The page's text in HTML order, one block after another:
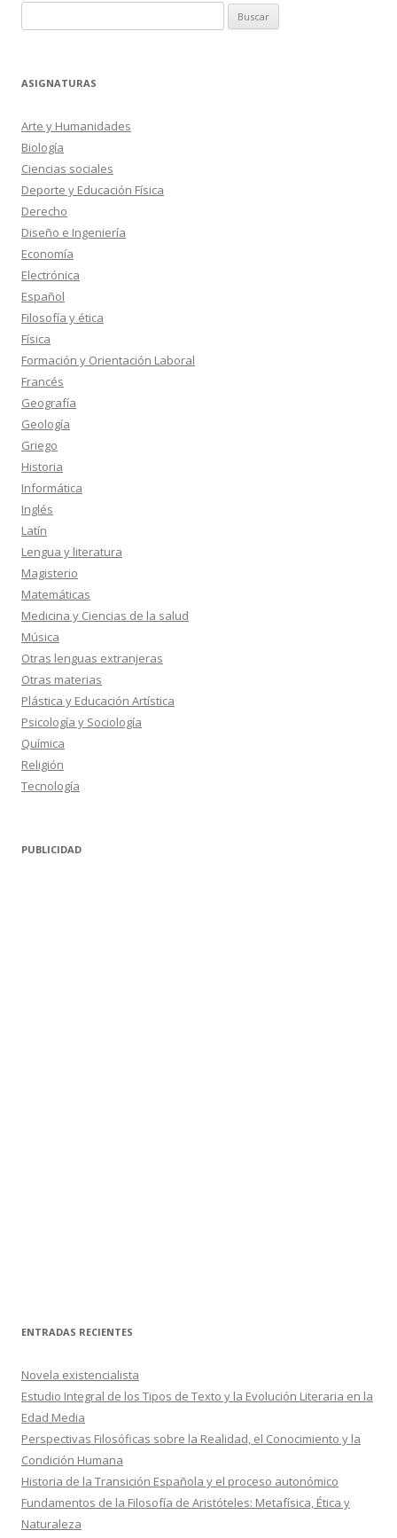
ASIGNATURAS
Arte y Humanidades
Biología
Ciencias sociales
Deporte y Educación Física
Derecho
Diseño e Ingeniería
Economía
Electrónica
Español
Filosofía y ética
Física
Formación y Orientación Laboral
Francés
Geografía
Geología
Griego
Historia
Informática
Inglés
Latín
Lengua y literatura
Magisterio
Matemáticas
Medicina y Ciencias de la salud
Música
Otras lenguas extranjeras
Otras materias
Plástica y Educación Artística
Psicología y Sociología
Química
Religión
Tecnología
PUBLICIDAD
ENTRADAS RECIENTES
Novela existencialista
Estudio Integral de los Tipos de Texto y la Evolución Literaria en la
Edad Media
Perspectivas Filosóficas sobre la Realidad, el Conocimiento y la
Condición Humana
Historia de la Transición Española y el proceso autonómico
Fundamentos de la Filosofía de Aristóteles: Metafísica, Ética y
Naturaleza